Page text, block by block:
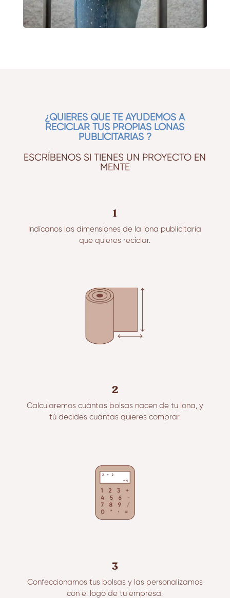
¿QUIERES QUE TE AYUDEMOS A
RECICLAR TUS PROPIAS LONAS
PUBLICITARIAS ?
ESCRÍBENOS SI TIENES UN PROYECTO EN
MENTE
1
Indícanos las dimensiones de la lona publicitaria
que quieres reciclar.
2
Calcularemos cuántas bolsas nacen de tu lona, y
tú decides cuántas quieres comprar.
3
Confeccionamos tus bolsas y las personalizamos
con el logo de tu empresa.